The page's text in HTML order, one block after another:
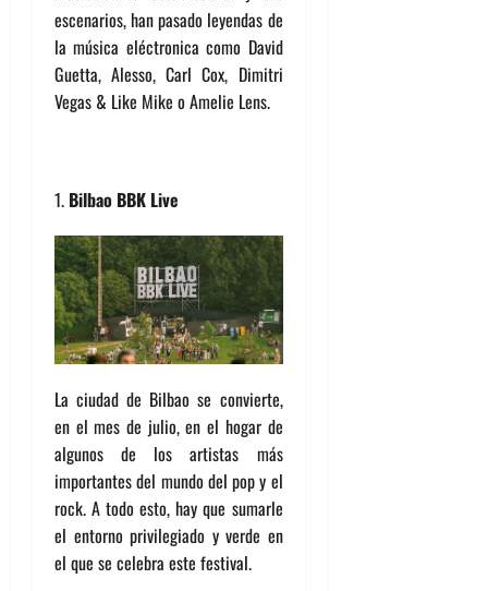
escenarios, han pasado leyendas de
la música eléctronica como David
Guetta, Alesso, Carl Cox, Dimitri
Vegas & Like Mike o Amelie Lens.
Bilbao BBK Live
La ciudad de Bilbao se convierte,
en el mes de julio, en el hogar de
algunos de los artistas más
importantes del mundo del pop y el
rock. A todo esto, hay que sumarle
el entorno privilegiado y verde en
el que se celebra este festival.